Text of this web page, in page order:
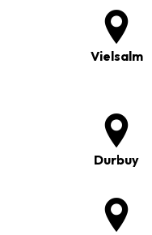
Vielsalm
Durbuy